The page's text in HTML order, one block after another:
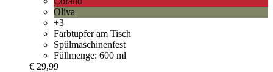
Oliva
+3
Farbtupfer am Tisch
Spülmaschinenfest
Füllmenge: 600 ml
€ 29,99